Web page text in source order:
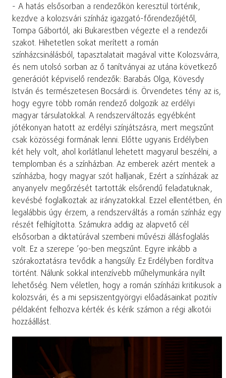
- A hatás elsősorban a rendezőkön keresztül történik,
kezdve a kolozsvári színház igazgató-főrendezőjétől,
Tompa Gábortól, aki Bukarestben végezte el a rendezői
szakot. Hihetetlen sokat merített a román
színházcsinálásból, tapasztalatait magával vitte Kolozsvárra,
és nem utolsó sorban az ő tanítványai az utána következő
generációt képviselő rendezők: Barabás Olga, Kövesdy
István és természetesen Bocsárdi is. Örvendetes tény az is,
hogy egyre több román rendező dolgozik az erdélyi
magyar társulatokkal. A rendszerváltozás egyébként
jótékonyan hatott az erdélyi színjátszásra, mert megszűnt
csak közösségi formának lenni. Előtte ugyanis Erdélyben
két hely volt, ahol korlátlanul lehetett magyarul beszélni, a
templomban és a színházban. Az emberek azért mentek a
színházba, hogy magyar szót halljanak, Ezért a színházak az
anyanyelv megőrzését tartották elsőrendű feladatuknak,
kevésbé foglalkoztak az irányzatokkal. Ezzel ellentétben, én
legalábbis úgy érzem, a rendszerváltás a román színház egy
részét felhígította. Számukra addig az alapvető cél
elsősorban a diktatúrával szembeni művészi állásfoglalás
volt. Ez a szerepe ’90-ben megszűnt. Egyre inkább a
szórakoztatásra tevődik a hangsúly. Ez Erdélyben fordítva
történt. Nálunk sokkal intenzívebb műhelymunkára nyílt
lehetőség. Nem véletlen, hogy a román színházi kritikusok a
kolozsvári, és a mi sepsiszentgyörgyi előadásainkat pozitív
példaként felhozva kérték és kérik számon a régi alkotói
hozzáállást.